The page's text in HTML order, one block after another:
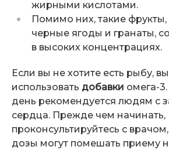
жирными кислотами.
Помимо них, такие
черные ягоды и гранаты,
в высоких концентрациях.
Если вы не хотите есть рыбу,
использовать добавки омега-
день рекомендуется людям с
сердца. Прежде чем начинать,
проконсультируйтесь с
дозы могут помешать приему